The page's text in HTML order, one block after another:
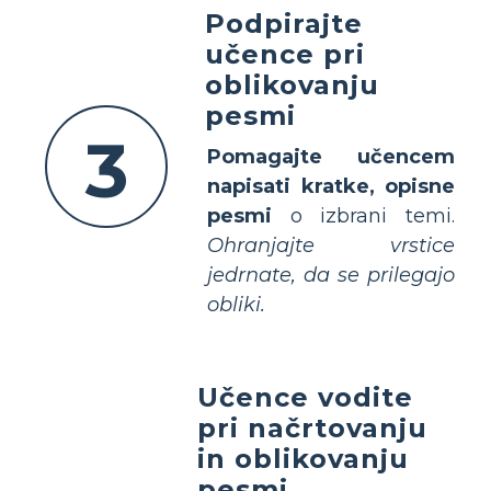
3
Podpirajte
učence pri
oblikovanju
pesmi
Pomagajte učencem
napisati kratke, opisne
pesmi o izbrani temi.
Ohranjajte vrstice
jedrnate, da se prilegajo
obliki.
Učence vodite
pri načrtovanju
in oblikovanju